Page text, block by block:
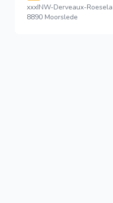
xxxINW-Derveaux-
8890 Moorslede